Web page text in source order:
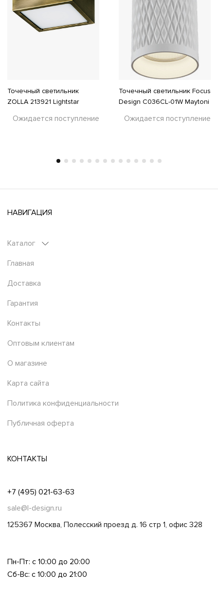
Точечный светильник
ZOLLA 213921 Lightstar
Ожидается поступление
Точечный светильник Focus
Design C036CL-01W Maytoni
Ожидается поступление
НАВИГАЦИЯ
Каталог
Главная
Доставка
Гарантия
Контакты
Оптовым клиентам
О магазине
Карта сайта
Политика конфиденциальности
Публичная оферта
КОНТАКТЫ
+7 (495) 021-63-63
sale@l-design.ru
125367 Москва, Полесский проезд д. 16 стр 1, офис 328
Пн-Пт: с 10:00 до 20:00
Сб-Вс: с 10:00 до 21:00